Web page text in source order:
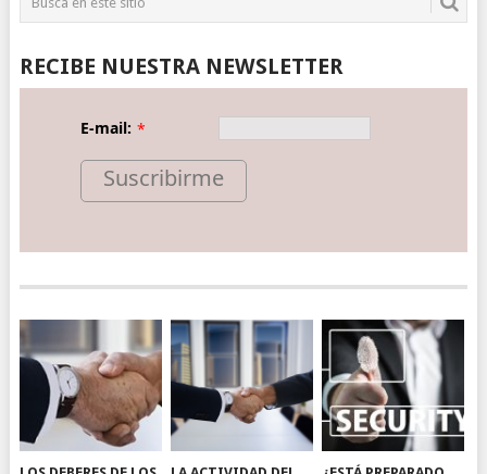
RECIBE NUESTRA NEWSLETTER
E-mail: *
Suscribirme